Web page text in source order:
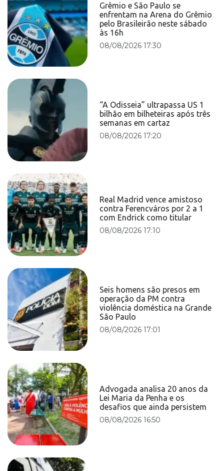
Grêmio e São Paulo se
enfrentam na Arena do Grêmio
pelo Brasileirão neste sábado
às 16h
08/08/2026 17:30
“A Odisseia” ultrapassa US 1
bilhão em bilheteiras após três
semanas em cartaz
08/08/2026 17:20
Real Madrid vence amistoso
contra Ferencváros por 2 a 1
com Endrick como titular
08/08/2026 17:10
Seis homens são presos em
operação da PM contra
violência doméstica na Grande
São Paulo
08/08/2026 17:01
Advogada analisa 20 anos da
Lei Maria da Penha e os
desafios que ainda persistem
08/08/2026 16:50